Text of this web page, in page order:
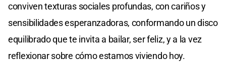
conviven texturas sociales profundas, con cariños y
sensibilidades esperanzadoras, conformando un disco
equilibrado que te invita a bailar, ser feliz, y a la vez
reflexionar sobre cómo estamos viviendo hoy.